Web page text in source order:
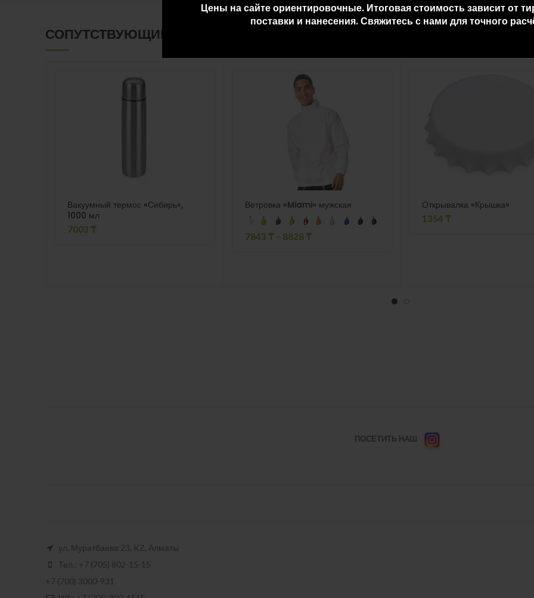
Цены на сайте ориентировочные. Итоговая стоимость зависит от
поставки и нанесения. Свяжитесь с нами для точного
СОПУТСТВУЮЩИЕ ТОВАРЫ
Вакуумный термос «Сибирь»,
1000 мл
7003 ₸
Ветровка «Miami» мужская
7843 ₸ – 8828 ₸
Открывалка «Крышка»
1354 ₸
ПОСЕТИТЬ НАШ
ул. Муратбаева 23, KZ, Алматы
Тел.: +7 (705) 802-15-15
+7 (700) 3000-931